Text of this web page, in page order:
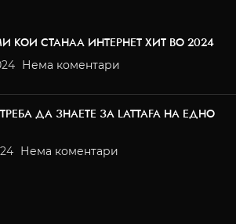
КОИ СТАНАА ИНТЕРНЕТ ХИТ ВО 2024
Нема коментари
ДА ЗНАЕТЕ ЗА LATTAFA НА ЕДНО
Нема коментари